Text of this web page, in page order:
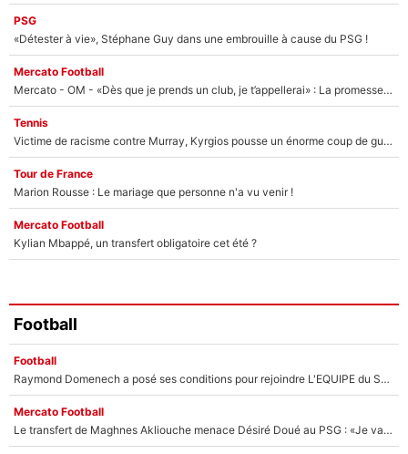
PSG
«Détester à vie», Stéphane Guy dans une embrouille à cause du PSG !
Mercato Football
Mercato - OM - «Dès que je prends un club, je t’appellerai» : La promesse de Marcelino au moment de claquer la porte
Tennis
Victime de racisme contre Murray, Kyrgios pousse un énorme coup de gueule !
Tour de France
Marion Rousse : Le mariage que personne n'a vu venir !
Mercato Football
Kylian Mbappé, un transfert obligatoire cet été ?
Football
Football
Raymond Domenech a posé ses conditions pour rejoindre L'EQUIPE du Soir : Il refuse de faire l'émission avec un autre chroniqueur !
Mercato Football
Le transfert de Maghnes Akliouche menace Désiré Doué au PSG : «Je valide à 200%»